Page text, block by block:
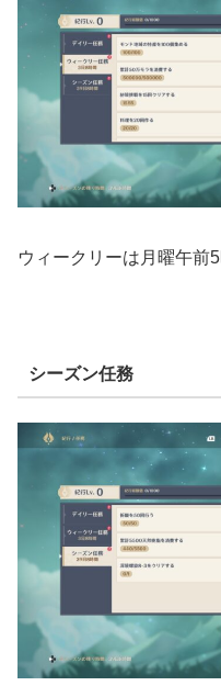
ウィークリーは月曜午前
シーズン任務